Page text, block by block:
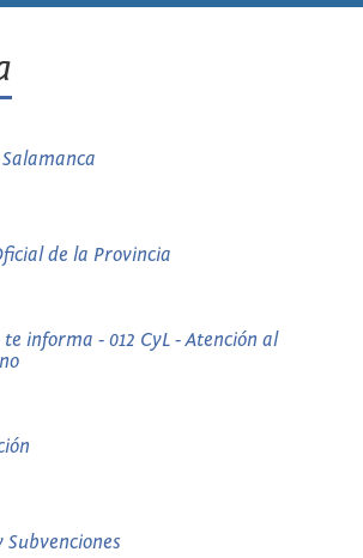
de la Provincia
te informa - 012 CyL - Atención al
Subvenciones